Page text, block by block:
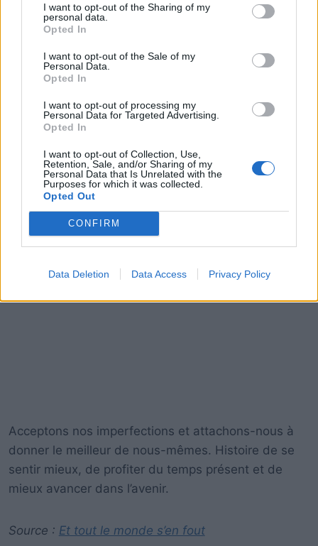
I want to opt-out of the Sharing of my
personal data.
Opted In
I want to opt-out of the Sale of my
Personal Data.
Opted In
I want to opt-out of processing my
Personal Data for Targeted Advertising.
Opted In
I want to opt-out of Collection, Use,
Retention, Sale, and/or Sharing of my
Personal Data that Is Unrelated with the
Purposes for which it was collected.
Opted Out
CONFIRM
Data Deletion Data Access Privacy Policy
« Au lieu d’essayer d’être parfait, sois présent. »
d’être imparfait. »
Acceptons nos imperfections et attachons-nous à
donner le meilleur de nous-mêmes. Histoire de se
sentir mieux, de profiter du temps présent et de
mieux avancer dans l’avenir.
Source : Et tout le monde s’en fout